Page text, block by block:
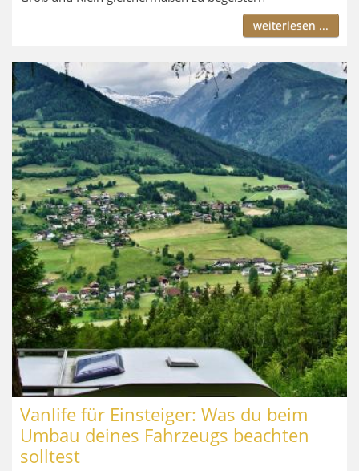
weiterlesen ...
Vanlife für Einsteiger: Was du beim
Umbau deines Fahrzeugs beachten
solltest